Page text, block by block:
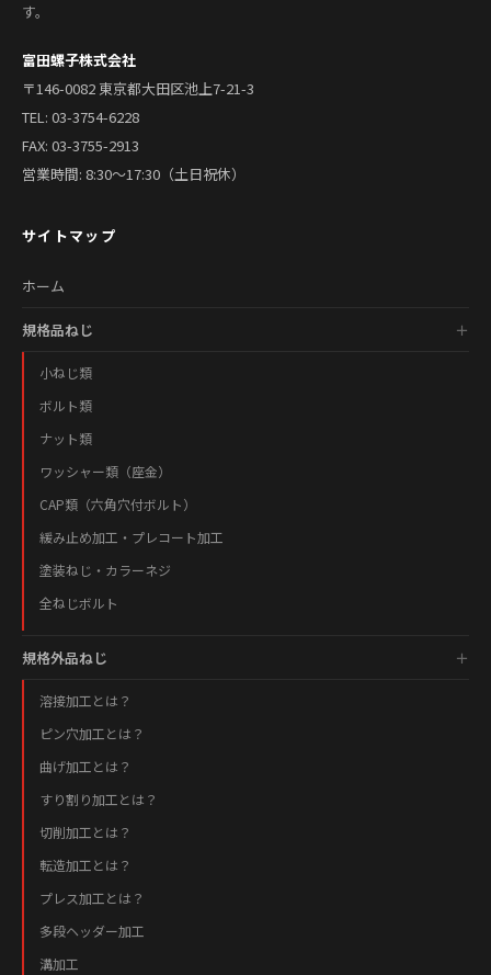
す。
富田螺子株式会社
〒146-0082 東京都大田区池上7-21-3
TEL: 03-3754-6228
FAX: 03-3755-2913
営業時間: 8:30〜17:30（土日祝休）
サイトマップ
ホーム
規格品ねじ
小ねじ類
ボルト類
ナット類
ワッシャー類（座金）
CAP類（六角穴付ボルト）
緩み止め加工・プレコート加工
塗装ねじ・カラーネジ
全ねじボルト
規格外品ねじ
溶接加工とは？
ピン穴加工とは？
曲げ加工とは？
すり割り加工とは？
切削加工とは？
転造加工とは？
プレス加工とは？
多段ヘッダー加工
溝加工